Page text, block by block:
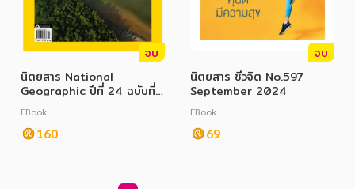
จบ
นิตยสาร National
Geographic ปีที่ 24 ฉบับที่
279 ตุลาคม 2567
EBook
160
จบ
นิตยสาร ชีวจิต No.597
September 2024
EBook
69